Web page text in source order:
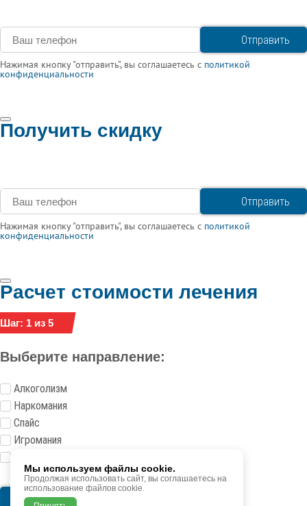
Мы используем файлы cookie.
Продолжая использовать сайт, вы соглашаетесь на
использование файлов cookie.
Нажимая кнопку "отправить", вы соглашаетесь с политикой
конфиденциальности
Получить скидку
Нажимая кнопку "отправить", вы соглашаетесь с политикой
конфиденциальности
Расчет стоимости лечения
Шаг: 1 из 5
Выберите направление:
Алкоголизм
Наркомания
Спайс
Игромания
Следующий шаг